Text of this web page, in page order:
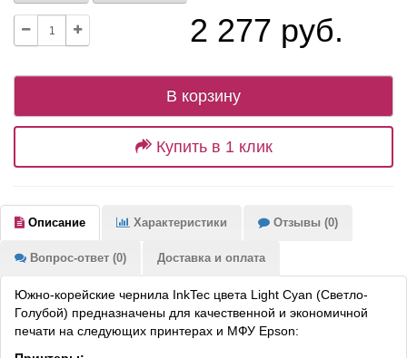
2 277 руб.
В корзину
Купить в 1 клик
Описание Характеристики Отзывы (0)
Вопрос-ответ (0) Доставка и оплата
Южно-корейские чернила InkTec цвета Light Cyan (Светло-
Голубой) предназначены для качественной и экономичной
печати на следующих принтерах и МФУ Epson: